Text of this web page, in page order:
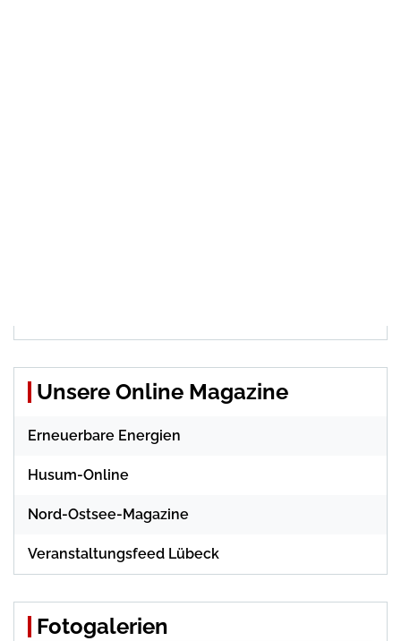
Unsere Online Magazine
Erneuerbare Energien
Husum-Online
Nord-Ostsee-Magazine
Veranstaltungsfeed Lübeck
Fotogalerien